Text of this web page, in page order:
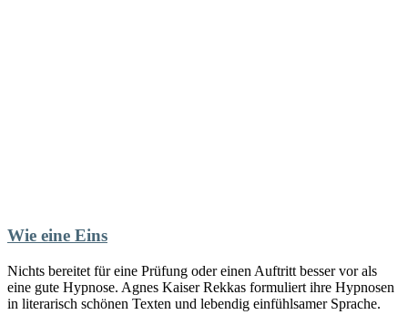
Wie eine Eins
Nichts bereitet für eine Prüfung oder einen Auftritt besser vor als
eine gute Hypnose. Agnes Kaiser Rekkas formuliert ihre Hypnosen
in literarisch schönen Texten und lebendig einfühlsamer Sprache.